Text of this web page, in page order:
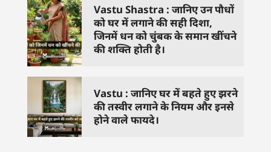
Vastu Shastra : जानिए उन पौधों
को घर में लगाने की सही दिशा,
जिनमें धन को चुंबक के समान खींचने
की शक्ति होती है।
Vastu : जानिए घर में बहते हुए झरने
की तस्वीर लगाने के नियम और इनसे
होने वाले फायदे।